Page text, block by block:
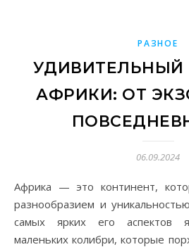
РАЗНОЕ
УДИВИТЕЛЬНЫЙ
АФРИКИ: ОТ
06.09.2024
Африка — это континент, который поражает своим
разнообразием и
самых ярких его аспектов
маленьких колибри, которые